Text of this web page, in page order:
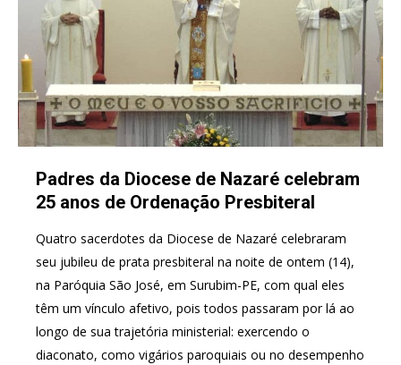
Padres da Diocese de Nazaré celebram
25 anos de Ordenação Presbiteral
Quatro sacerdotes da Diocese de Nazaré celebraram
seu jubileu de prata presbiteral na noite de ontem (14),
na Paróquia São José, em Surubim-PE, com qual eles
têm um vínculo afetivo, pois todos passaram por lá ao
longo de sua trajetória ministerial: exercendo o
diaconato, como vigários paroquiais ou no desempenho